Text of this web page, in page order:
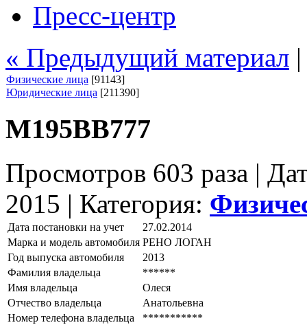
Пресс-центр
« Предыдущий материал
Физические лица [91143]
Юридические лица [211390]
М195ВВ777
Просмотров 603 раза |
2015 | Категория:
Дата постановки на учет
27.02.2014
Марка и модель автомобиля РЕНО ЛОГАН
Год выпуска автомобиля
2013
Фамилия владельца
******
Имя владельца
Олеся
Отчество владельца
Анатольевна
Номер телефона владельца
***********